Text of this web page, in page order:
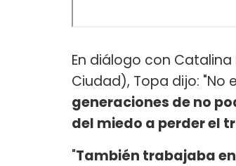
En diálogo con
Ciudad), Topa dijo: "No
generaciones de no
del miedo a perder el
"También trabajaba